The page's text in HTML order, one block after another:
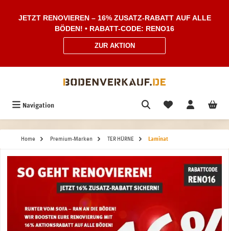
JETZT RENOVIEREN – 16% ZUSATZ-RABATT AUF ALLE
BÖDEN! • RABATT-CODE: RENO16
ZUR AKTION
Navigation
Home Premium-Marken TER HÜRNE Laminat